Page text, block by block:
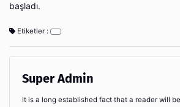
başladı.
Etiketler :
Super Admin
It is a long established fact that a reader will